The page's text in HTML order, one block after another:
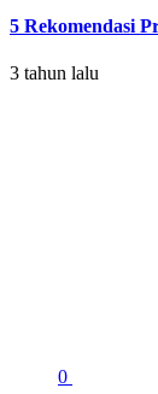
5 Rekomendasi
3 tahun lalu
0